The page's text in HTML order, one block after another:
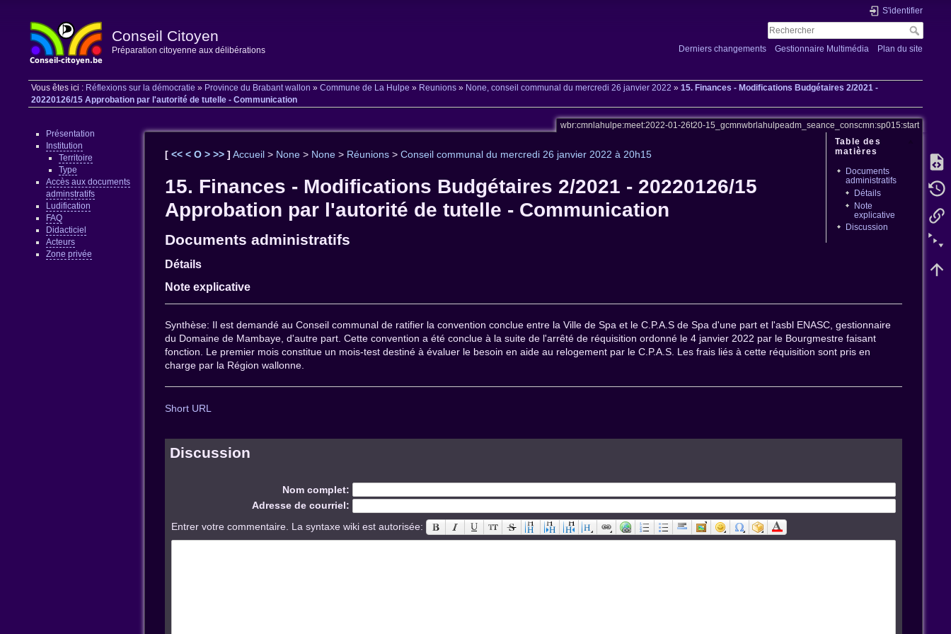
Conseil Citoyen
Préparation citoyenne aux délibérations
S'identifier
Derniers changements Gestionnaire Multimédia Plan du site
Vous êtes ici : Réflexions sur la démocratie » Province du Brabant wallon »Commune de La Hulpe » Reunions » None, conseil communal du mercredi 26 janvier 2022 »15. Finances - Modifications Budgétaires 2/2021 -
20220126/15 Approbation par l'autorité de tutelle - Communication
Présentation
Institution
Territoire
Type
Accès aux documents
adminstratifs
Ludification
FAQ
Didacticiel
Acteurs
Zone privée
wbr:cmnlahulpe:meet:2022-01-26t20-15_gcmnwbrlahulpeadm_seance_conscmn:sp015:start
Table des
matières
Documents
administratifs
Détails
Note
explicative
Discussion
[<<<O>>>] Accueil > None > None > Réunions >Conseil communal du mercredi 26 janvier 2022 à 20h15
15. Finances - Modifications Budgétaires 2/2021 - 20220126/15
Approbation par l'autorité de tutelle - Communication
Documents administratifs
Détails
Note explicative
Synthèse: Il est demandé au Conseil communal de ratifier la convention conclue entre la Ville de Spa et le C.P.A.S de Spa d'une part et l'asbl ENASC, gestionnaire
du Domaine de Mambaye, d'autre part. Cette convention a été conclue à la suite de l'arrêté de réquisition ordonné le 4 janvier 2022 par le Bourgmestre faisant
fonction. Le premier mois constitue un mois-test destiné à évaluer le besoin en aide au relogement par le C.P.A.S. Les frais liés à cette réquisition sont pris en
charge par la Région wallonne.
Short URL
Discussion
Nom complet:
Adresse de courriel:
Entrer votre commentaire. La syntaxe wiki est autorisée: